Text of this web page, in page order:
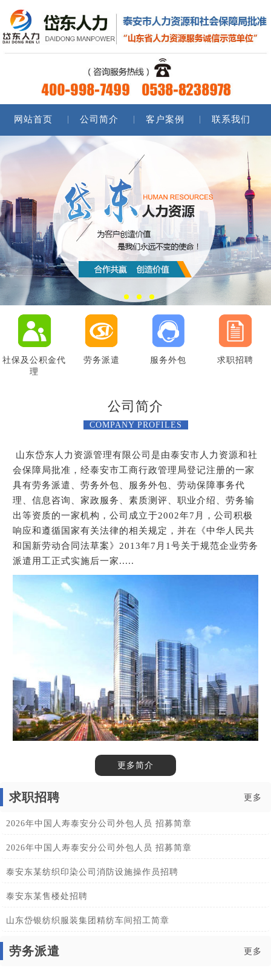
网站首页 公司简介 客户案例 联系我们
1 2 3
社保及公积金代
理
劳务派遣 服务外包 求职招聘
公司简介
COMPANY PROFILES
山东岱东人力资源管理有限公司是由泰安市人力资源和社
会保障局批准，经泰安市工商行政管理局登记注册的一家
具有劳务派遣、劳务外包、服务外包、劳动保障事务代
理、信息咨询、家政服务、素质测评、职业介绍、劳务输
出等资质的一家机构，公司成立于2002年7月，公司积极
响应和遵循国家有关法律的相关规定，并在《中华人民共
和国新劳动合同法草案》2013年7月1号关于规范企业劳务
派遣用工正式实施后一家.....
更多简介
求职招聘 更多
2026年中国人寿泰安分公司外包人员 招募简章
2026年中国人寿泰安分公司外包人员 招募简章
泰安东某纺织印染公司消防设施操作员招聘
泰安东某售楼处招聘
山东岱银纺织服装集团精纺车间招工简章
劳务派遣 更多